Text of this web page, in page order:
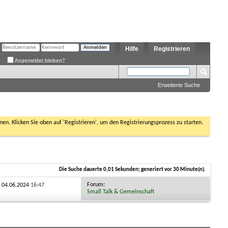
Registrieren
Hilfe
Angemeldet bleiben?
Erweiterte Suche
Klicken Sie oben auf 'Registrieren', um den Registrierungsprozess zu starten.
Die Suche dauerte0,01Sekunden; generiert vor 30 Minute(n).
16:47
Forum:
Small Talk & Gemeinschaft